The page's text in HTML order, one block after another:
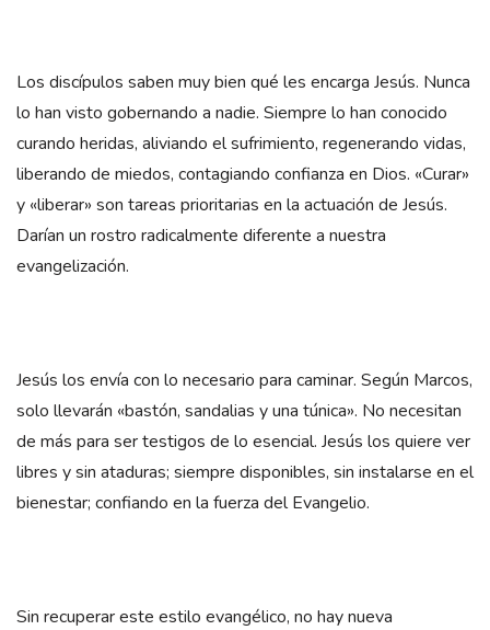
Los discípulos saben muy bien qué les encarga Jesús. Nunca
lo han visto gobernando a nadie. Siempre lo han conocido
curando heridas, aliviando el sufrimiento, regenerando vidas,
liberando de miedos, contagiando confianza en Dios. «Curar»
y «liberar» son tareas prioritarias en la actuación de Jesús.
Darían un rostro radicalmente diferente a nuestra
evangelización.
Jesús los envía con lo necesario para caminar. Según Marcos,
solo llevarán «bastón, sandalias y una túnica». No necesitan
de más para ser testigos de lo esencial. Jesús los quiere ver
libres y sin ataduras; siempre disponibles, sin instalarse en el
bienestar; confiando en la fuerza del Evangelio.
Sin recuperar este estilo evangélico, no hay nueva